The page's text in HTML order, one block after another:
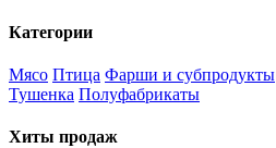
Категории
Мясо Птица Фарши и субпродукты
Тушенка Полуфабрикаты
Хиты продаж